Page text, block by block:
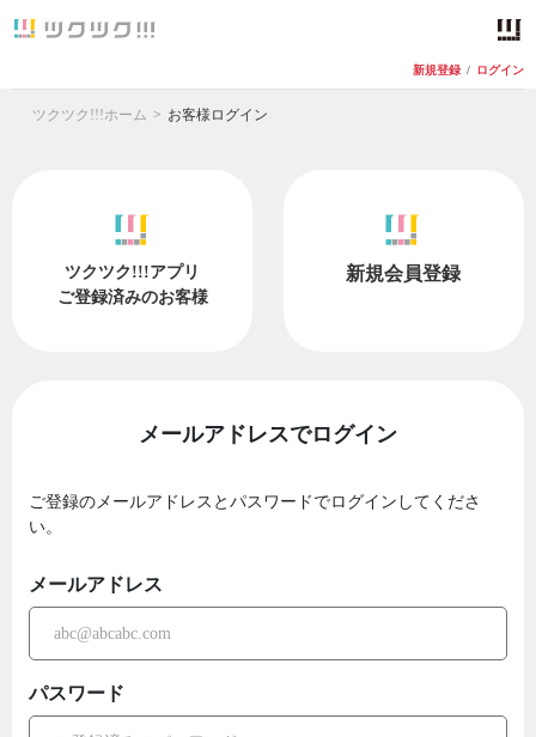
新規登録 / ログイン
ツクツク!!!ホーム お客様ログイン
ツクツク!!!アプリ
ご登録済みのお客様
新規会員登録
メールアドレスでログイン
ご登録のメールアドレスとパスワードでログインしてくださ
い。
メールアドレス
パスワード